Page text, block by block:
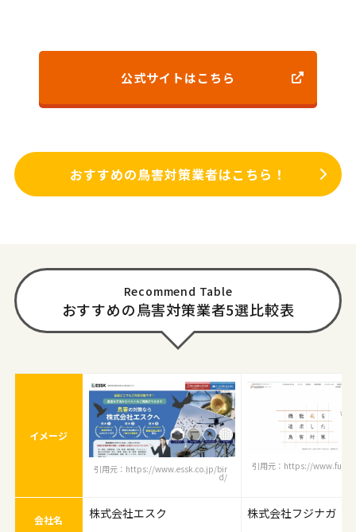
公式サイトはこちら
おすすめの鳥害対策業者はこちら！
Recommend Table
おすすめの鳥害対策業者5選比較表
イメージ
引用元：https://www.essk.co.jp/bir
d/
引用元：https://
会社名 株式会社エスク 株式会社フジナガ